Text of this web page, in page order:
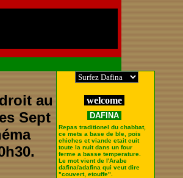
au
Sept
welcome
DAFINA
Repas traditionel du chabbat,
ce mets a base de ble, pois
chiches et viande etait cuit
toute la nuit dans un four
ferme a basse temperature.
Le mot vient de l'Arabe
dafina/adafina qui veut dire
"couvert, etouffe".